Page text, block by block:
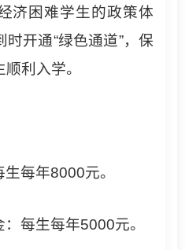
济困难学生的政策体
开通“绿色通道”，保
利入学。
每年8000元。
每生每年5000元。